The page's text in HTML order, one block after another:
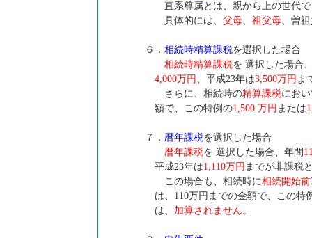
直系尊属とは、親から上の世代
具体的には、父母、祖父母、曽
６． 相続時精算課税を選択した場合
相続時精算課税を 選択した場合
4,000万円、平成23年は3,500万円 ま
さらに、相続時の精算課税にお
額で、この特例の1,500 万円 または
７． 暦年課税を選択した場合
暦年課税を 選択した場合、年間
平成23年は1,110万円 までが非課税
この場合も、相続時に相続開始
は、110万円までの金額で、この特
は、 加算されません。